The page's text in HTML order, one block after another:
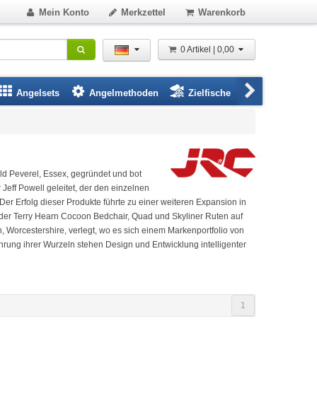
Mein Konto Merkzettel Warenkorb
0 Artikel | 0,00
Angelsets Angelmethoden Zielfische
Peverel, Essex, gegründet und bot
Powell geleitet, der den einzelnen
Erfolg dieser Produkte führte zu einer weiteren Expansion in
Terry Hearn Cocoon Bedchair, Quad und Skyliner Ruten auf
verlegt, wo es sich einem Markenportfolio von
ihrer Wurzeln stehen Design und Entwicklung intelligenter
1